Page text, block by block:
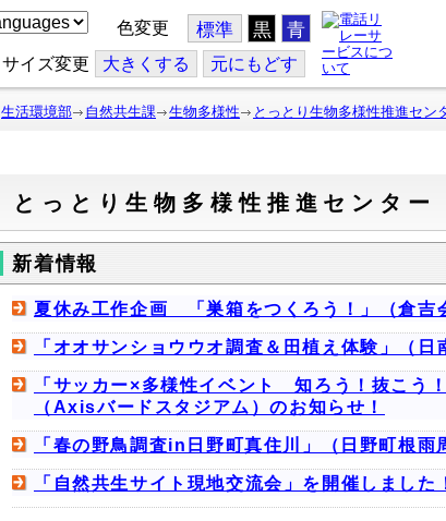
色変更 標準 黒 青
サイズ変更 大きくする 元にもどす
生活環境部 自然共生課 生物多様性 とっとり生物多様性推進セン
とっとり生物多様性推進センター
新着情報
夏休み工作企画 「巣箱をつくろう！」（倉吉
「オオサンショウウオ調査＆田植え体験」（日
「サッカー×多様性イベント 知ろう！抜こう
（Axisバードスタジアム）のお知らせ！
「春の野鳥調査in日野町真住川」（日野町根雨
「自然共生サイト現地交流会」を開催しました